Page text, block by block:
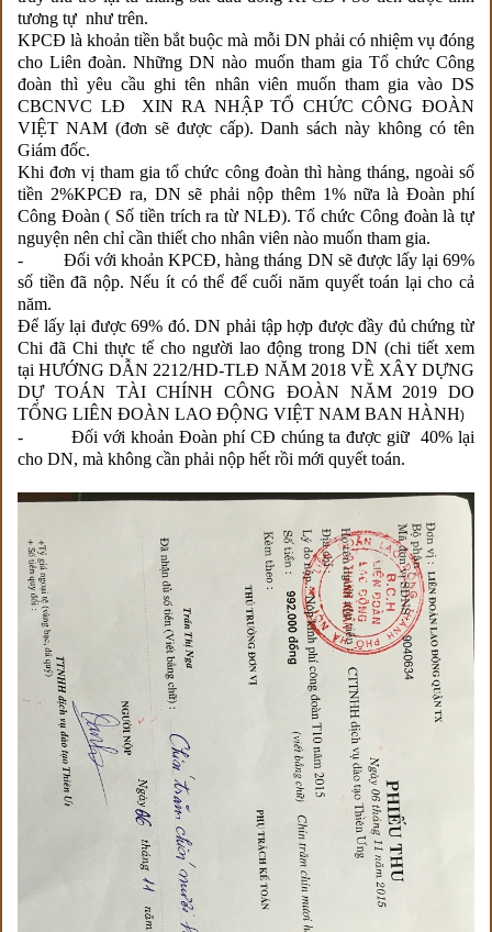
tương tự như trên.
KPCĐ là khoản tiền bắt buộc mà mỗi DN phải có nhiệm vụ đóng
cho Liên đoàn. Những DN nào muốn tham gia Tổ chức Công
đoàn thì yêu cầu ghi tên nhân viên muốn tham gia vào DS
CBCNVC LĐ XIN RA NHẬP TỔ CHỨC CÔNG ĐOÀN
VIỆT NAM (đơn sẽ được cấp). Danh sách này không có tên
Giám đốc.
Khi đơn vị tham gia tổ chức công đoàn thì hàng tháng, ngoài số
tiền 2%KPCĐ ra, DN sẽ phải nộp thêm 1% nữa là Đoàn phí
Công Đoàn ( Số tiền trích ra từ NLĐ). Tổ chức Công đoàn là tự
nguyện nên chỉ cần thiết cho nhân viên nào muốn tham gia.
- Đối với khoản KPCĐ, hàng tháng DN sẽ được lấy lại 69%
số tiền đã nộp. Nếu ít có thể để cuối năm quyết toán lại cho cả
năm.
Để lấy lại được 69% đó. DN phải tập hợp được đầy đủ chứng từ
Chi đã Chi thực tế cho người lao động trong DN (chi tiết xem
tạiHƯỚNG DẪN 2212/HD-TLĐ NĂM 2018 VỀ XÂY DỰNG
DỰ TOÁN TÀI CHÍNH CÔNG ĐOÀN NĂM 2019 DO
TỔNG LIÊN ĐOÀN LAO ĐỘNG VIỆT NAM BAN HÀNH)
- Đối với khoản Đoàn phí CĐ chúng ta được giữ 40% lại
cho DN, mà không cần phải nộp hết rồi mới quyết toán.